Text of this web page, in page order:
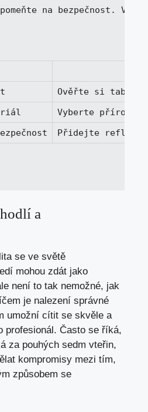
na bezpečnost.
Ověřte si
Vyberte přírodní
Přidejte reflexní
a
se ve světě
mohou zdát jako
není to tak nemožné, jak
je nalezení správné
umožní cítit se skvěle a
profesionál. Často se říká,
za pouhých sedm vteřin,
kompromisy mezi tím,
způsobem se